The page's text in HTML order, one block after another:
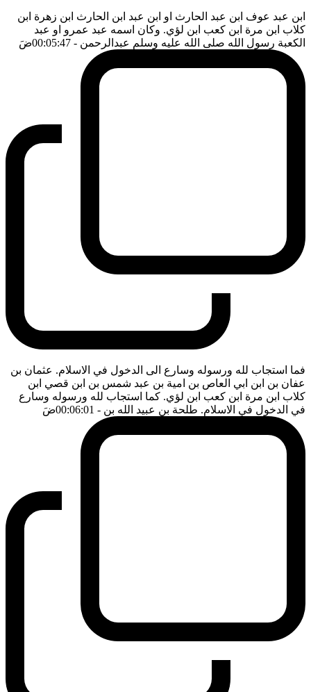
ابن عبد عوف ابن عبد الحارث او ابن عبد ابن الحارث ابن زهرة ابن
كلاب ابن مرة ابن كعب ابن لؤي. وكان اسمه عبد عمرو او عبد
الكعبة رسول الله صلى الله عليه وسلم عبدالرحمن - 00:05:47 ضَ
فما استجاب لله ورسوله وسارع الى الدخول في الاسلام. عثمان بن
عفان بن ابن ابي العاص بن امية بن عبد شمس بن ابن قصي ابن
كلاب ابن مرة ابن كعب ابن لؤي. كما استجاب لله ورسوله وسارع
في الدخول في الاسلام. طلحة بن عبيد الله بن - 00:06:01 ضَ